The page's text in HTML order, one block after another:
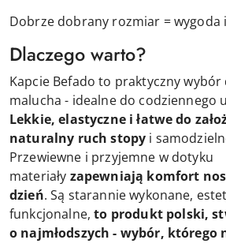
Dobrze dobrany rozmiar = wygoda
Dlaczego warto?
Kapcie Befado to praktyczny wybór
malucha - idealne do codziennego
Lekkie, elastycznei łatwe do
naturalny ruch stopy i
Przewiewne i przyjemne w dotyku
materiały zapewniają komfort
dzień. Są starannie wykonane,
funkcjonalne,to produkt polski,
o najmłodszych - wybór, którego